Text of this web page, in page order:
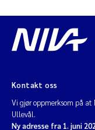
Kontakt oss
Vi gjør oppmerksom på
Ullevål.
Ny adresse fra 1. juni